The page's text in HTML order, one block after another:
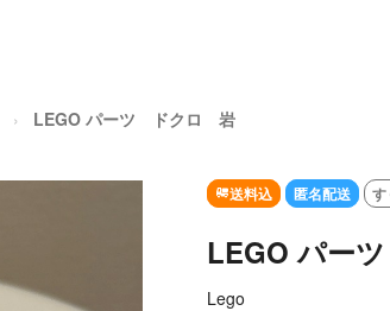
LEGO パーツ ドクロ 岩
送料込 匿名配送 す
LEGO パー
Lego